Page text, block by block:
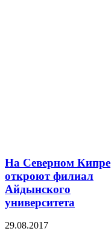
На Северном Кипре
откроют филиал
Айдынского
университета
29.08.2017